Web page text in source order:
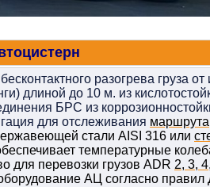
разогрева груза от
длиной до 10 м. из
БРС из
для отслеживания маршрута
стали AISI 316 или
температурные
для перевозки грузов ADR 2, 3,
АЦ согласно правил